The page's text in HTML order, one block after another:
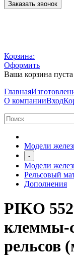
Заказать звонок
Корзина:
Оформить
Ваша корзина пуста
Главная
О компанииВход
Модели
-
Модели
Рельсовый
Дополнения
PIKO
клеммы-
рельсов